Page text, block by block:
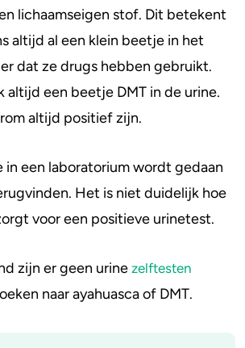
lichaamseigen stof. Dit betekent
altijd al een klein beetje in het
dat ze drugs hebben gebruikt.
altijd een beetje DMT in de urine.
altijd positief zijn.
in een laboratorium wordt gedaan
Het is niet duidelijk hoe
voor een positieve urinetest.
zijn er geen urine zelftesten
naar ayahuasca of DMT.